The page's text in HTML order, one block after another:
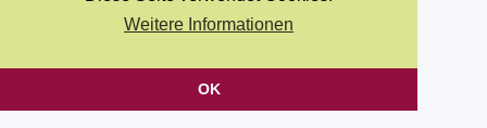
Weitere Informationen
OK